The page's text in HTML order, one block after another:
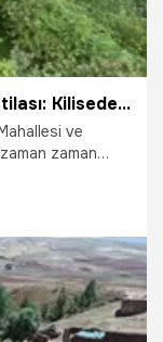
Trabzon'daki kiliselere defineci istilası: Kiliseden camiye çevrilmiş ibadethanede kazı yapmışlar, Evlerin altını bile kazmışlar
ve
zaman